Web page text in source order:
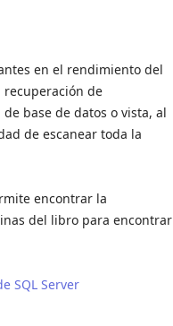
en el rendimiento del
recuperación de
base de datos o vista, al
de escanear toda la
encontrar la
del libro para encontrar
SQL Server